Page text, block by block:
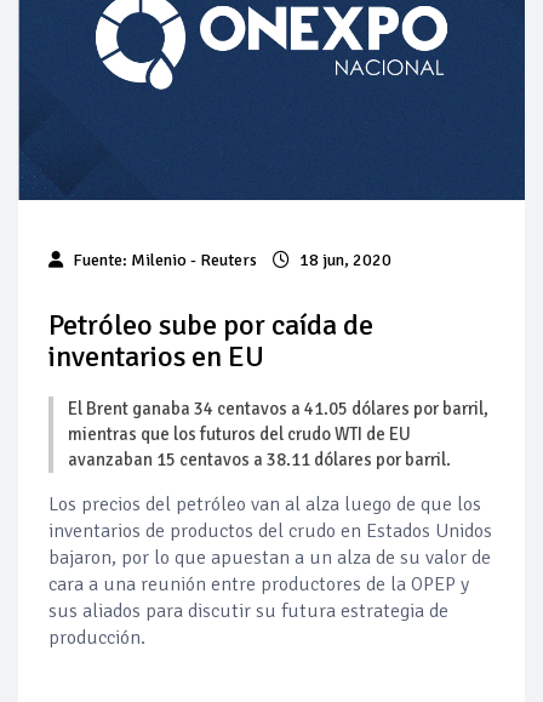
Pierde Pemex 71 millones de pesos al día por
"procesadoras" ilegales
Incertidumbre regulatoria pone a prueba las inversiones de
las Estaciones de Servicio familiares
espera estabilización del mercado
Baja 5% más el precio internacional del crudo por posible
acuerdo de paz
Petróleo continúa su descenso en el mercado internacional
Fuente: Milenio - Reuters 18 jun, 2020
Petróleo sube por caída de
inventarios en EU
El Brent ganaba 34 centavos a 41.05 dólares por barril,
mientras que los futuros del crudo WTI de EU
avanzaban 15 centavos a 38.11 dólares por barril.
Los precios del petróleo van al alza luego de que los
inventarios de productos del crudo en Estados Unidos
bajaron, por lo que apuestan a un alza de su valor de
cara a una reunión entre productores de la OPEP y
sus aliados para discutir su futura estrategia de
producción.